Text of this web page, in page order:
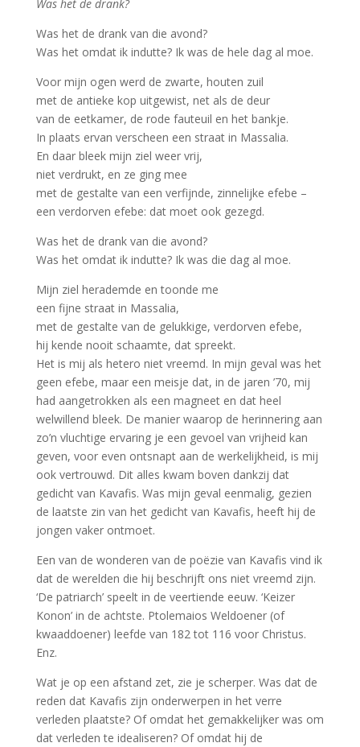
Was het de drank?
Was het de drank van die avond?
Was het omdat ik indutte? Ik was de hele dag al moe.
Voor mijn ogen werd de zwarte, houten zuil
met de antieke kop uitgewist, net als de deur
van de eetkamer, de rode fauteuil en het bankje.
In plaats ervan verscheen een straat in Massalia.
En daar bleek mijn ziel weer vrij,
niet verdrukt, en ze ging mee
met de gestalte van een verfijnde, zinnelijke efebe –
een verdorven efebe: dat moet ook gezegd.
Was het de drank van die avond?
Was het omdat ik indutte? Ik was die dag al moe.
Mijn ziel herademde en toonde me
een fijne straat in Massalia,
met de gestalte van de gelukkige, verdorven efebe,
hij kende nooit schaamte, dat spreekt.
Het is mij als hetero niet vreemd. In mijn geval was het
geen efebe, maar een meisje dat, in de jaren ’70, mij
had aangetrokken als een magneet en dat heel
welwillend bleek. De manier waarop de herinnering aan
zo’n vluchtige ervaring je een gevoel van vrijheid kan
geven, voor even ontsnapt aan de werkelijkheid, is mij
ook vertrouwd. Dit alles kwam boven dankzij dat
gedicht van Kavafis. Was mijn geval eenmalig, gezien
de laatste zin van het gedicht van Kavafis, heeft hij de
jongen vaker ontmoet.
Een van de wonderen van de poëzie van Kavafis vind ik
dat de werelden die hij beschrijft ons niet vreemd zijn.
‘De patriarch’ speelt in de veertiende eeuw. ‘Keizer
Konon’ in de achtste. Ptolemaios Weldoener (of
kwaaddoener) leefde van 182 tot 116 voor Christus.
Enz.
Wat je op een afstand zet, zie je scherper. Was dat de
reden dat Kavafis zijn onderwerpen in het verre
verleden plaatste? Of omdat het gemakkelijker was om
dat verleden te idealiseren? Of omdat hij de